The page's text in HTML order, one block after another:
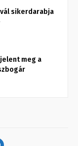
sikerdarabja
meg a